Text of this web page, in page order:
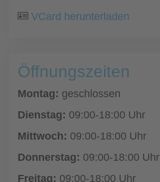
VCard herunterladen
Öffnungszeiten
Montag: geschlossen
Dienstag: 09:00-18:00 Uhr
Mittwoch: 09:00-18:00 Uhr
Donnerstag: 09:00-18:00 Uhr
Freitag: 09:00-18:00 Uhr